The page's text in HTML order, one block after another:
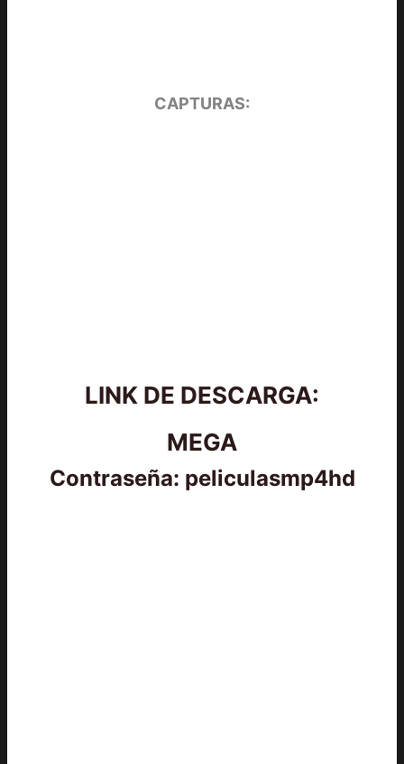
CAPTURAS:
LINK DE DESCARGA:
MEGA
Contraseña: peliculasmp4hd